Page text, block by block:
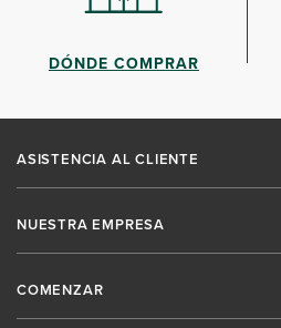
DÓNDE COMPRAR
ASISTENCIA AL CLIENTE
NUESTRA EMPRESA
COMENZAR